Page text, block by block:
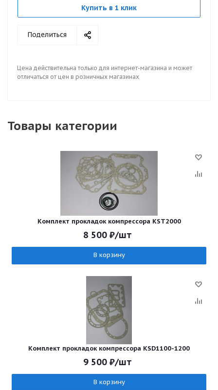
Купить в 1 клик
Поделиться
Цена действительна только для интернет-магазина и может
отличаться от цен в розничных магазинах
Товары категории
Комплект прокладок компрессора KST2000
8 500₽/шт
В корзину
Комплект прокладок компрессора KSD1100-1200
9 500₽/шт
В корзину